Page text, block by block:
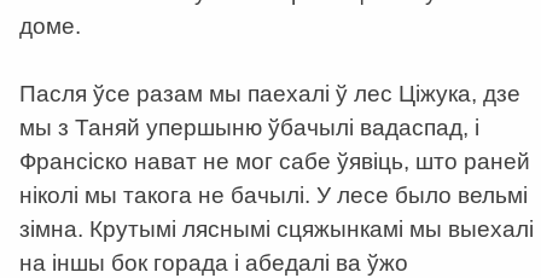
доме.
Пасля ўсе разам мы паехалі ў лес Ціжука, дзе
мы з Таняй упершыню ўбачылі вадаспад, і
Франсіско нават не мог сабе ўявіць, што раней
ніколі мы такога не бачылі. У лесе было вельмі
зімна. Крутымі ляснымі сцяжынкамі мы выехалі
на іншы бок горада і абедалі ва ўжо